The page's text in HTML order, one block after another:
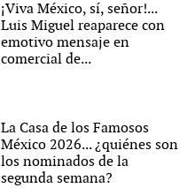
¡Viva México, sí, señor!...
Luis Miguel reaparece con
emotivo mensaje en
comercial de...
La Casa de los Famosos
México 2026... ¿quiénes son
los nominados de la
segunda semana?